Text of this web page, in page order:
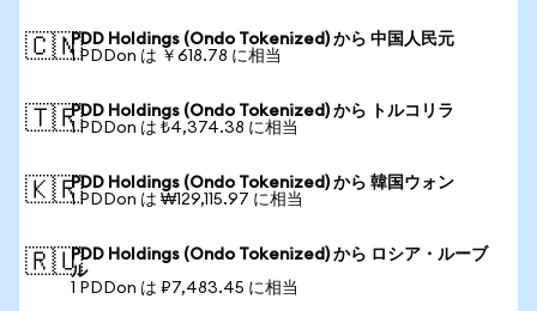
🇨🇳PDD Holdings (Ondo Tokenized) から 中国人民元
1 PDDon は ￥618.78 に相当
🇹🇷PDD Holdings (Ondo Tokenized) から トルコリラ
1 PDDon は ₺4,374.38 に相当
🇰🇷PDD Holdings (Ondo Tokenized) から 韓国ウォン
1 PDDon は ₩129,115.97 に相当
🇷🇺PDD Holdings (Ondo Tokenized) から ロシア・ルーブ
ル
1 PDDon は ₽7,483.45 に相当